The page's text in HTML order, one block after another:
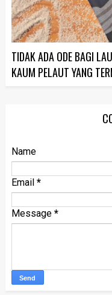
TIDAK ADA ODE BAGI
KAUM PELAUT YANG
Name
Email *
Message *